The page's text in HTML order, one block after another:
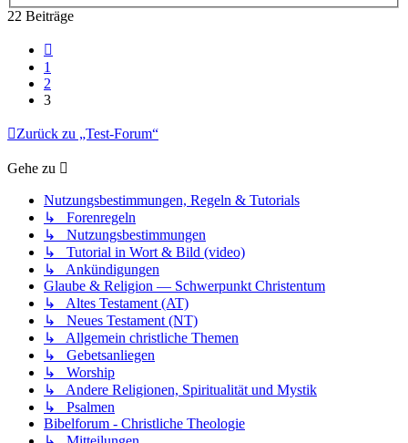
22 Beiträge
1
2
3
Zurück zu „Test-Forum“
Gehe zu
Nutzungsbestimmungen, Regeln & Tutorials
↳ Forenregeln
↳ Nutzungsbestimmungen
↳ Tutorial in Wort & Bild (video)
↳ Ankündigungen
Glaube & Religion — Schwerpunkt Christentum
↳ Altes Testament (AT)
↳ Neues Testament (NT)
↳ Allgemein christliche Themen
↳ Gebetsanliegen
↳ Worship
↳ Andere Religionen, Spiritualität und Mystik
↳ Psalmen
Bibelforum - Christliche Theologie